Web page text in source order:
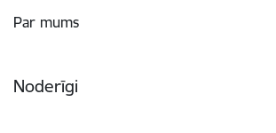
Par mums
Noderīgi